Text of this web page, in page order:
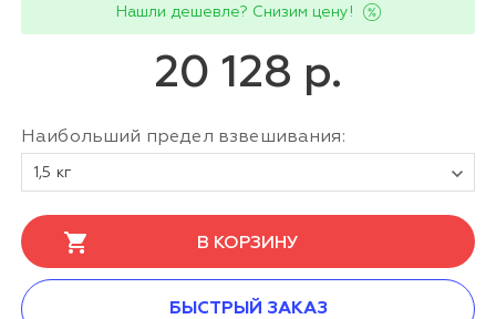
Нашли дешевле? Снизим цену!
20 128 р.
Наибольший предел взвешивания:
1,5 кг
В КОРЗИНУ
БЫСТРЫЙ ЗАКАЗ